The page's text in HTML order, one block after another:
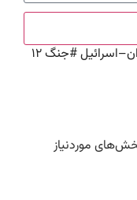
#
جنگ ۱۲
موردنیاز